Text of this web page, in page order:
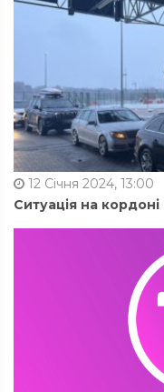
12 Січня 2024, 13:00
Ситуація на кордоні